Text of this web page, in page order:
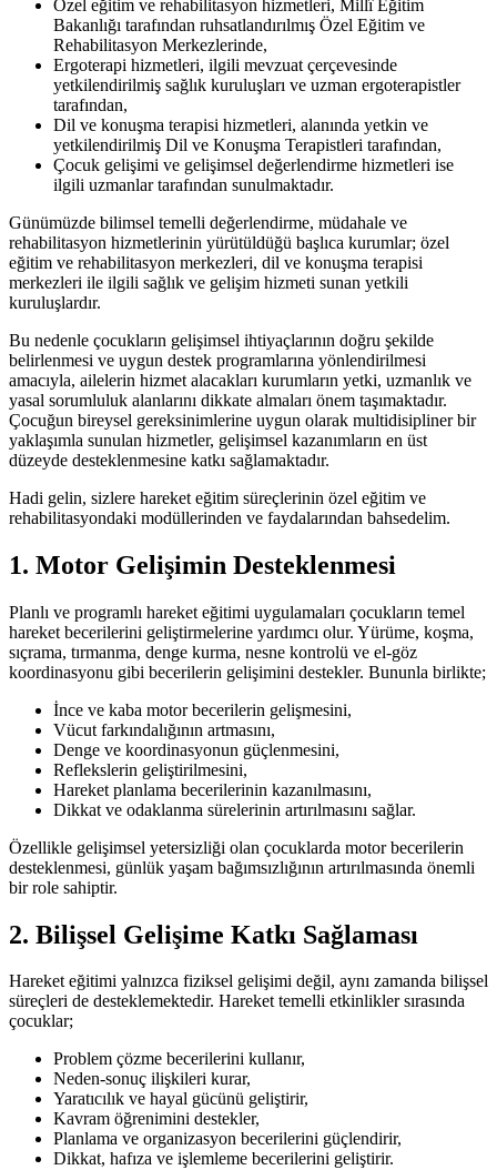
Özel eğitim ve rehabilitasyon hizmetleri, Millî Eğitim
Bakanlığı tarafından ruhsatlandırılmış Özel Eğitim ve
Rehabilitasyon Merkezlerinde,
Ergoterapi hizmetleri, ilgili mevzuat çerçevesinde
yetkilendirilmiş sağlık kuruluşları ve uzman ergoterapistler
tarafından,
Dil ve konuşma terapisi hizmetleri, alanında yetkin ve
yetkilendirilmiş Dil ve Konuşma Terapistleri tarafından,
Çocuk gelişimi ve gelişimsel değerlendirme hizmetleri ise
ilgili uzmanlar tarafından sunulmaktadır.
Günümüzde bilimsel temelli değerlendirme, müdahale ve
rehabilitasyon hizmetlerinin yürütüldüğü başlıca kurumlar; özel
eğitim ve rehabilitasyon merkezleri, dil ve konuşma terapisi
merkezleri ile ilgili sağlık ve gelişim hizmeti sunan yetkili
kuruluşlardır.
Bu nedenle çocukların gelişimsel ihtiyaçlarının doğru şekilde
belirlenmesi ve uygun destek programlarına yönlendirilmesi
amacıyla, ailelerin hizmet alacakları kurumların yetki, uzmanlık ve
yasal sorumluluk alanlarını dikkate almaları önem taşımaktadır.
Çocuğun bireysel gereksinimlerine uygun olarak multidisipliner bir
yaklaşımla sunulan hizmetler, gelişimsel kazanımların en üst
düzeyde desteklenmesine katkı sağlamaktadır.
Hadi gelin, sizlere hareket eğitim süreçlerinin özel eğitim ve
rehabilitasyondaki modüllerinden ve faydalarından bahsedelim.
1. Motor Gelişimin Desteklenmesi
Planlı ve programlı hareket eğitimi uygulamaları çocukların temel
hareket becerilerini geliştirmelerine yardımcı olur. Yürüme, koşma,
sıçrama, tırmanma, denge kurma, nesne kontrolü ve el-göz
koordinasyonu gibi becerilerin gelişimini destekler. Bununla birlikte;
İnce ve kaba motor becerilerin gelişmesini,
Vücut farkındalığının artmasını,
Denge ve koordinasyonun güçlenmesini,
Reflekslerin geliştirilmesini,
Hareket planlama becerilerinin kazanılmasını,
Dikkat ve odaklanma sürelerinin artırılmasını sağlar.
Özellikle gelişimsel yetersizliği olan çocuklarda motor becerilerin
desteklenmesi, günlük yaşam bağımsızlığının artırılmasında önemli
bir role sahiptir.
2. Bilişsel Gelişime Katkı Sağlaması
Hareket eğitimi yalnızca fiziksel gelişimi değil, aynı zamanda bilişsel
süreçleri de desteklemektedir. Hareket temelli etkinlikler sırasında
çocuklar;
Problem çözme becerilerini kullanır,
Neden-sonuç ilişkileri kurar,
Yaratıcılık ve hayal gücünü geliştirir,
Kavram öğrenimini destekler,
Planlama ve organizasyon becerilerini güçlendirir,
Dikkat, hafıza ve işlemleme becerilerini geliştirir.